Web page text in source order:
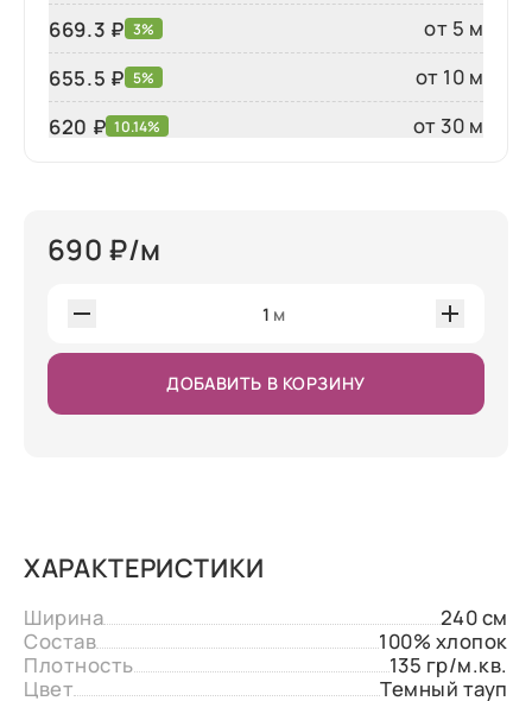
669.3 ₽ 3%
от 5 м
655.5 ₽ 5%
от 10 м
620 ₽ 10.14% от 30 м
690 ₽/м
1 м
ДОБАВИТЬ В КОРЗИНУ
ХАРАКТЕРИСТИКИ
Ширина
240 см
Состав
100% хлопок
Плотность
135 гр/м.кв.
Цвет
Темный тауп